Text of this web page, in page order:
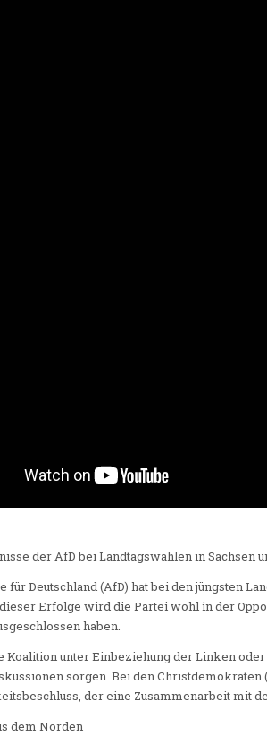
der AfD bei Landtagswahlen in Sachsen
für Deutschland (AfD) hat bei den jüngsten
Erfolge wird die Partei wohl in der
haben.
Koalition unter Einbeziehung der Linken
sorgen. Bei den Christdemokraten
der eine Zusammenarbeit mit
dem Norden